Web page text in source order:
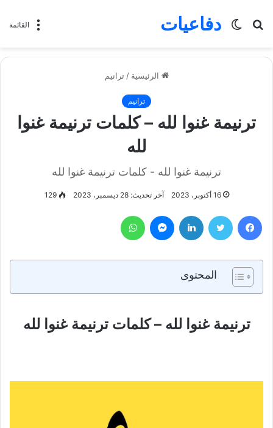
القائمة دفاعيات
بحث
الوضع
الرئيسية / ترانيم
ترانيم
ترنيمة غنوا لله – كلمات ترنيمة غنوا
لله
ترنيمة غنوا لله - كلمات ترنيمة غنوا لله
16 أكتوبر، 2023 آخر تحديث: 28 ديسمبر، 2023 129
فيسبوك تويتر لينكدإن ماسنجر
المحتوى
ترنيمة غنوا لله – كلمات ترنيمة غنوا لله